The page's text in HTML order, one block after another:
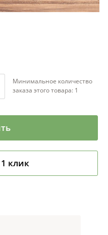
Минимальное количество
заказа этого товара: 1
клик